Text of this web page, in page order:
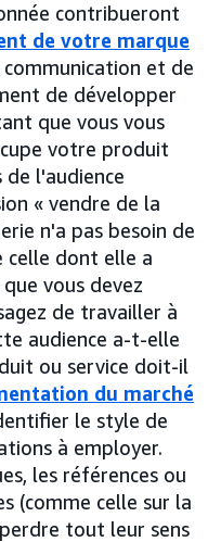
contribueront
de votre marque
et de
de développer
que vous vous
votre produit
de l'audience
« vendre de la
n'a pas besoin de
celle dont elle a
vous devez
de travailler à
audience a-t-elle
ou service doit-il
du marché
le style de
à employer.
les références ou
(comme celle sur la
tout leur sens